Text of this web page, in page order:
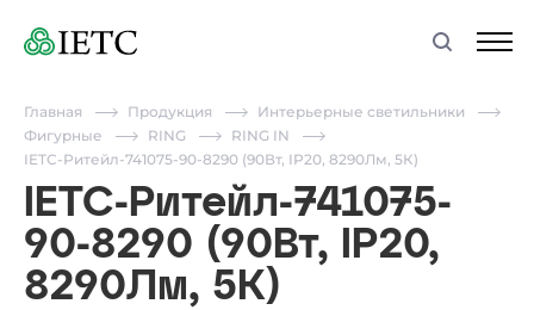
Главная Продукция
Интерьерные светильники
Фигурные
RING
RING IN
IETC-Ритейл-741075-90-8290 (90Вт, IP20, 8290Лм, 5К)
IETC-Ритейл-741075-
90-8290 (90Вт, IP20,
8290Лм, 5К)